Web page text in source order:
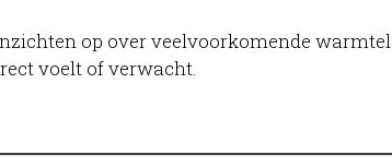
op over veelvoorkomende
voelt of verwacht.